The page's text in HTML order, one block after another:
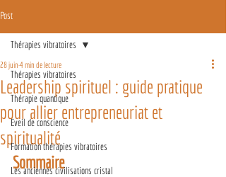
Post
Thérapies vibratoires
Thérapie quantique
Eveil de conscience
Formation thérapies vibratoires
Les anciennes civilisations cristal
Thérapies vibratoires
Leadership spirituel : guide pratique
pour allier entrepreneuriat et
spiritualité
28 juin 4 min de lecture
Sommaire